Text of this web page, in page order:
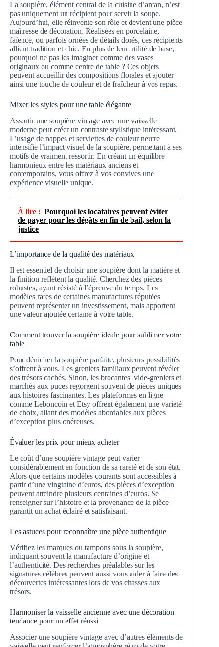
La soupière, élément central de la cuisine d’antan, n’est
pas uniquement un récipient pour servir la soupe.
Aujourd’hui, elle réinvente son rôle et devient une pièce
maîtresse de décoration. Réalisées en porcelaine,
faïence, ou parfois ornées de détails dorés, ces récipients
allient tradition et chic. En plus de leur utilité de base,
pourquoi ne pas les imaginer comme des vases
originaux ou comme centre de table ? Ces objets
peuvent accueillir des compositions florales et ajouter
ainsi une touche de couleur et de fraîcheur à vos repas.
Mixer les styles pour une table élégante
Assortir une soupière vintage avec une vaisselle
moderne peut créer un contraste stylistique intéressant.
L’usage de nappes et serviettes de couleur neutre
intensifie l’impact visuel de la soupière, permettant à ses
motifs de vraiment ressortir. En créant un équilibre
harmonieux entre les matériaux anciens et
contemporains, vous offrez à vos convives une
expérience visuelle unique.
À lire : Pourquoi les locataires peuvent éviter
de payer pour les dégâts en fin de bail, selon la
justice
L’importance de la qualité des matériaux
Il est essentiel de choisir une soupière dont la matière et
la finition reflètent la qualité. Cherchez des pièces
robustes, ayant résisté à l’épreuve du temps. Les
modèles rares de certaines manufactures réputées
peuvent représenter un investissement, mais apportent
une valeur ajoutée certaine à votre table.
Comment trouver la soupière idéale pour sublimer votre
table
Pour dénicher la soupière parfaite, plusieurs possibilités
s’offrent à vous. Les greniers familiaux peuvent révéler
des trésors cachés. Sinon, les brocantes, vide-greniers et
marchés aux puces regorgent souvent de pièces uniques
aux histoires fascinantes. Les plateformes en ligne
comme Leboncoin et Etsy offrent également une variété
de choix, allant des modèles abordables aux pièces
d’exception plus onéreuses.
Évaluer les prix pour mieux acheter
Le coût d’une soupière vintage peut varier
considérablement en fonction de sa rareté et de son état.
Alors que certains modèles courants sont accessibles à
partir d’une vingtaine d’euros, des pièces d’exception
peuvent atteindre plusieurs centaines d’euros. Se
renseigner sur l’histoire et la provenance de la pièce
garantit un achat éclairé et satisfaisant.
Les astuces pour reconnaître une pièce authentique
Vérifiez les marques ou tampons sous la soupière,
indiquant souvent la manufacture d’origine et
l’authenticité. Des recherches préalables sur les
signatures célèbres peuvent aussi vous aider à faire des
découvertes intéressantes lors de vos chasses aux
trésors.
Harmoniser la vaisselle ancienne avec une décoration
tendance pour un effet réussi
Associer une soupière vintage avec d’autres éléments de